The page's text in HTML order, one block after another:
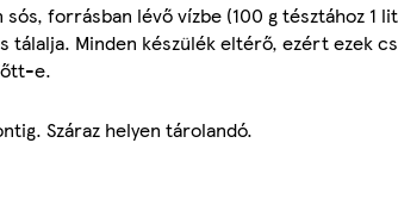
forrásban lévő vízbe (100 g tésztához 1
Minden készülék eltérő, ezért ezek
e.
Száraz helyen tárolandó.